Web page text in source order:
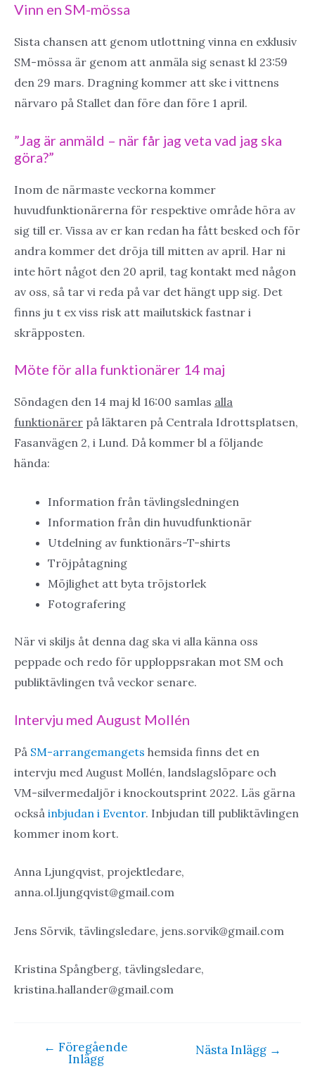
Vinn en SM-mössa
Sista chansen att genom utlottning vinna en exklusiv
SM-mössa är genom att anmäla sig senast kl 23:59
den 29 mars. Dragning kommer att ske i vittnens
närvaro på Stallet dan före dan före 1 april.
”Jag är anmäld – när får jag veta vad jag ska
göra?”
Inom de närmaste veckorna kommer
huvudfunktionärerna för respektive område höra av
sig till er. Vissa av er kan redan ha fått besked och för
andra kommer det dröja till mitten av april. Har ni
inte hört något den 20 april, tag kontakt med någon
av oss, så tar vi reda på var det hängt upp sig. Det
finns ju t ex viss risk att mailutskick fastnar i
skräpposten.
Möte för alla funktionärer 14 maj
Söndagen den 14 maj kl 16:00 samlas alla
funktionärer på läktaren på Centrala Idrottsplatsen,
Fasanvägen 2, i Lund. Då kommer bl a följande
hända:
Information från tävlingsledningen
Information från din huvudfunktionär
Utdelning av funktionärs-T-shirts
Tröjpåtagning
Möjlighet att byta tröjstorlek
Fotografering
När vi skiljs åt denna dag ska vi alla känna oss
peppade och redo för upploppsrakan mot SM och
publiktävlingen två veckor senare.
Intervju med August Mollén
På SM-arrangemangets hemsida finns det en
intervju med August Mollén, landslagslöpare och
VM-silvermedaljör i knockoutsprint 2022. Läs gärna
också inbjudan i Eventor. Inbjudan till publiktävlingen
kommer inom kort.
Anna Ljungqvist, projektledare,
anna.ol.ljungqvist@gmail.com
Jens Sörvik, tävlingsledare, jens.sorvik@gmail.com
Kristina Spångberg, tävlingsledare,
kristina.hallander@gmail.com
Inläggsnavigering
← Föregående
Inlägg
Nästa Inlägg →